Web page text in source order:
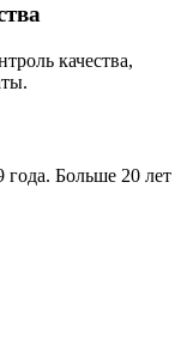
качества,
года. Больше 20 лет